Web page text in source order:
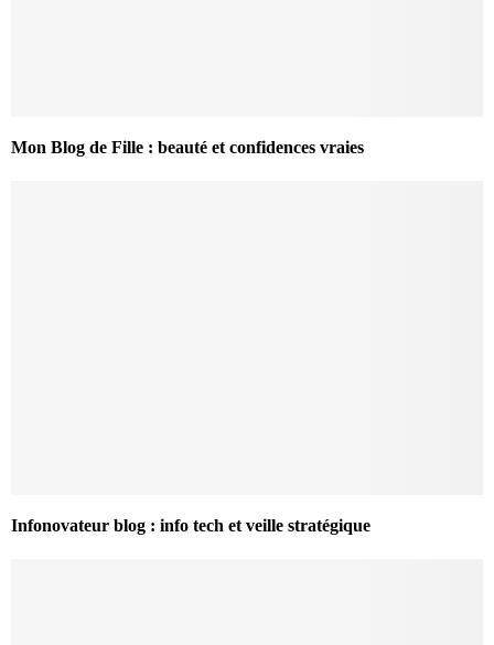
Mon Blog de Fille : beauté et confidences vraies
Infonovateur blog : info tech et veille stratégique